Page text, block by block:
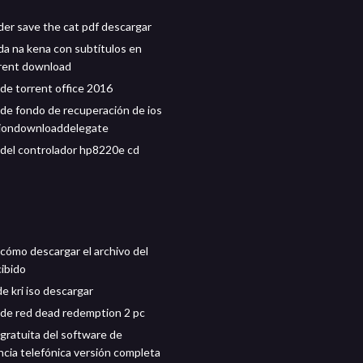
save the cat pdf descargar
na kena con subtítulos en
download
torrent office 2016
fondo de recuperación de ios
controlador hp8220e cd
descargar el archivo del
kri iso descargar
red dead redemption 2 pc
del software de
telefónica versión completa